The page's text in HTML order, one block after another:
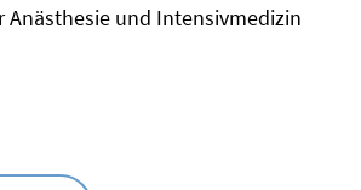
Anästhesie und Intensivmedizin